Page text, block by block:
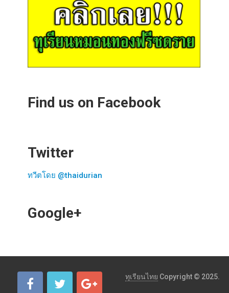
Find us on Facebook
Twitter
ทวีตโดย @thaidurian
Google+
ทุเรียนไทย Copyright © 2025.